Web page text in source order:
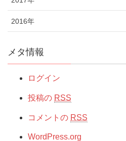
2016年
メタ情報
ログイン
投稿の RSS
コメントの RSS
WordPress.org